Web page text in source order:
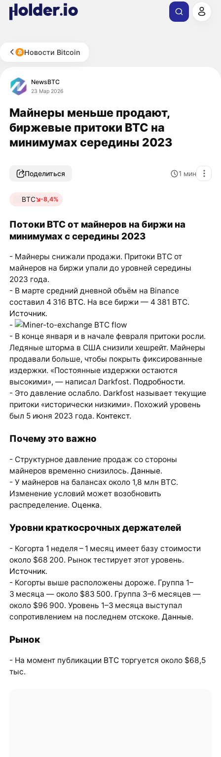
Новости Bitcoin
NewsBTC
23 Мар 2026
Майнеры меньше продают,
биржевые притоки BTC на
минимумах середины 2023
Поделиться 1 мин
BTC -8,4%
Потоки BTC от майнеров на биржи на
минимумах с середины 2023
- Майнеры снижали продажи. Притоки BTC от
майнеров на биржи упали до уровней середины
2023 года.
- В марте средний дневной объём на Binance
составил 4 316 BTC. На все биржи — 4 381 BTC.
Источник.
-
- В конце января и в начале февраля притоки росли.
Ледяные шторма в США снизили хешрейт. Майнеры
продавали больше, чтобы покрыть фиксированные
издержки. «Постоянные издержки остаются
высокими», — написал Darkfost. Подробности.
- Это давление ослабло. Darkfost называет текущие
притоки «исторически низкими». Похожий уровень
был 5 июня 2023 года. Контекст.
Почему это важно
- Структурное давление продаж со стороны
майнеров временно снизилось. Данные.
- У майнеров на балансах около 1,8 млн BTC.
Изменение условий может возобновить
распределение. Оценка.
Уровни краткосрочных держателей
- Когорта 1 неделя – 1 месяц имеет базу стоимости
около $68 200. Рынок тестирует этот уровень.
Источник.
- Когорты выше расположены дороже. Группа 1–
3 месяца — около $83 500. Группа 3–6 месяцев —
около $96 900. Уровень 1–3 месяца выступал
сопротивлением на последнем отскоке. Данные.
Рынок
- На момент публикации BTCторгуется около $68,5
тыс.